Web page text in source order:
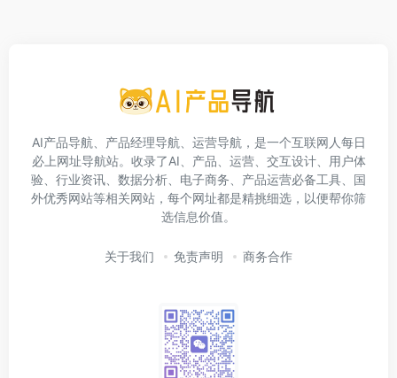
AI产品导航、产品经理导航、运营导航，是一个互联网人每日
必上网址导航站。收录了AI、产品、运营、交互设计、用户体
验、行业资讯、数据分析、电子商务、产品运营必备工具、国
外优秀网站等相关网站，每个网址都是精挑细选，以便帮你筛
选信息价值。
关于我们 免责声明 商务合作